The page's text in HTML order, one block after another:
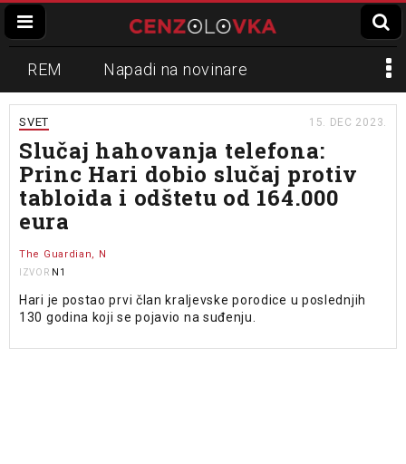
REM Napadi na novinare
Zvučni top
Propaganda Lokalni mediji
Informer Slavko Ćuruvija
SVET 15. DEC 2023.
Slučaj hahovanja telefona:
Princ Hari dobio slučaj protiv
tabloida i odštetu od 164.000
eura
The Guardian, N
IZVOR N1
Hari je postao prvi član kraljevske porodice u poslednjih
130 godina koji se pojavio na suđenju.